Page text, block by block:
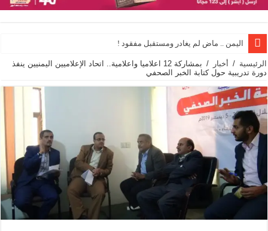
اليمن .. ماض لم يغادر ومستقبل مفقود !
الرئيسية / أخبار /
بمشاركة 12 اعلاميا واعلامية.. اتحاد الإعلاميين اليمنيين ينفذ
دورة تدريبية حول كتابة الخبر الصحفي